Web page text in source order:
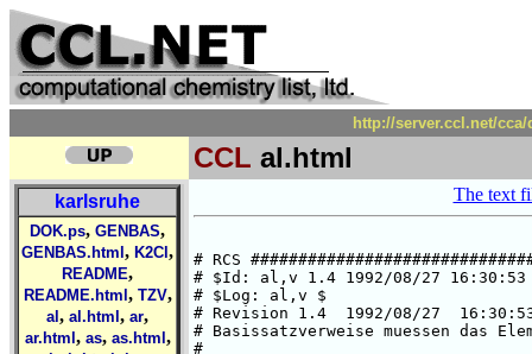
http://server.ccl.net/
CCL al.html
karlsruhe
DOK.ps, GENBAS,
GENBAS.html , K2Cl ,
README,
README.html , TZV,
al , al.html , ar,
ar.html , as, as.html ,
The text